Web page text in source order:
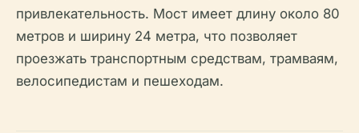
привлекательность. Мост имеет длину около 80
метров и ширину 24 метра, что позволяет
проезжать транспортным средствам, трамваям,
велосипедистам и пешеходам.